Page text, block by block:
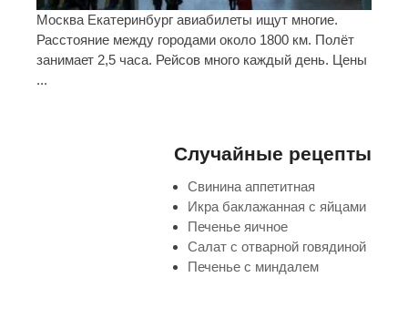
Москва Екатеринбург авиабилеты ищут многие.
Расстояние между городами около 1800 км. Полёт
занимает 2,5 часа. Рейсов много каждый день. Цены
...
Случайные рецепты
Свинина аппетитная
Икра баклажанная с яйцами
Печенье яичное
Салат с отварной говядиной
Печенье с миндалем